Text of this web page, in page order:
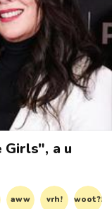
Girls", a u
aww vrh! woot?!